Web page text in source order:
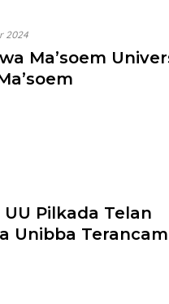
2024
Ma’soem
Pilkada Telan
Unibba Terancam